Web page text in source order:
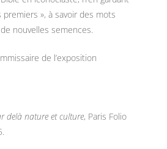
», à savoir des mots
nouvelles semences.
de l’exposition
delà nature et culture, Paris Folio